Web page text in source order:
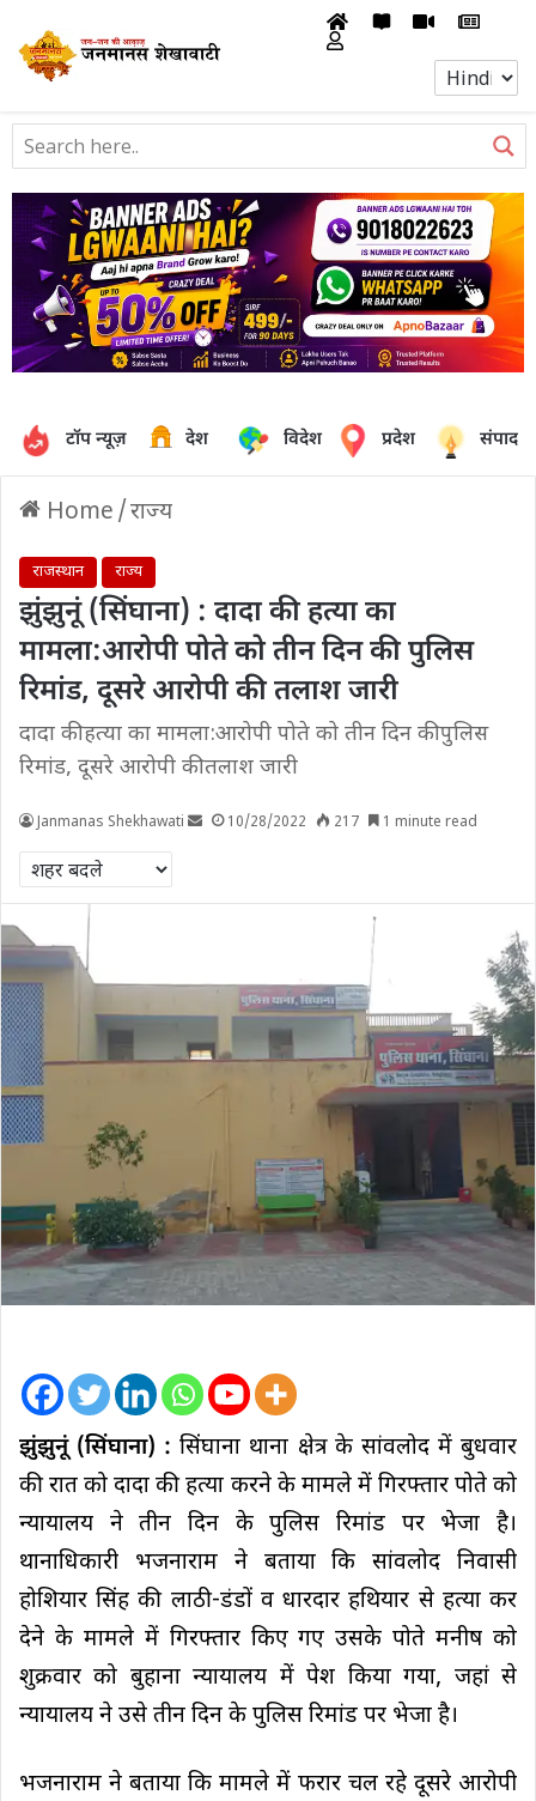
टॉप न्यूज़ देश विदेश प्रदेश
Home /राज्य
राजस्थान राज्य
झुंझुनूं (सिंघाना) : दादा की हत्या का
मामला:आरोपी पोते को तीन दिन की पुलिस
रिमांड, दूसरे आरोपी की तलाश जारी
दादा की हत्या का मामला:आरोपी पोते को तीन दिन की पुलिस
रिमांड, दूसरे आरोपी की तलाश जारी
Janmanas Shekhawati 10/28/2022 217 1 minute read
झुंझुनूं (सिंघाना) : सिंघाना थाना क्षेत्र के सांवलोद में बुधवार
की रात को दादा की हत्या करने के मामले में गिरफ्तार पोते को
न्यायालय ने तीन दिन के पुलिस रिमांड पर भेजा है।
थानाधिकारी भजनाराम ने बताया कि सांवलोद निवासी
होशियार सिंह की लाठी-डंडों व धारदार हथियार से हत्या कर
देने के मामले में गिरफ्तार किए गए उसके पोते मनीष को
शुक्रवार को बुहाना न्यायालय में पेश किया गया, जहां से
न्यायालय ने उसे तीन दिन के पुलिस रिमांड पर भेजा है।
भजनाराम ने बताया कि मामले में फरार चल रहे दूसरे आरोपी